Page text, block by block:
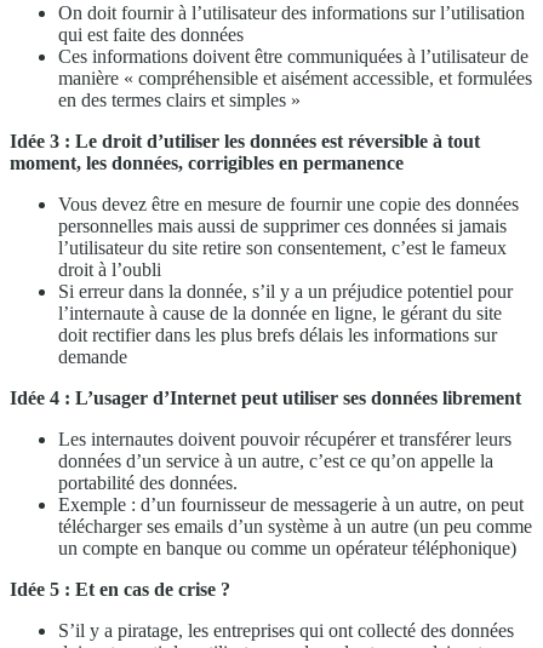
On doit fournir à l’utilisateur des informations sur l’utilisation
qui est faite des données
Ces informations doivent être communiquées à l’utilisateur de
manière « compréhensible et aisément accessible, et formulées
en des termes clairs et simples »
Idée 3 : Le droit d’utiliser les données est réversible à tout
moment, les données, corrigibles en permanence
Vous devez être en mesure de fournir une copie des données
personnelles mais aussi de supprimer ces données si jamais
l’utilisateur du site retire son consentement, c’est le fameux
droit à l’oubli
Si erreur dans la donnée, s’il y a un préjudice potentiel pour
l’internaute à cause de la donnée en ligne, le gérant du site
doit rectifier dans les plus brefs délais les informations sur
demande
Idée 4 : L’usager d’Internet peut utiliser ses données librement
Les internautes doivent pouvoir récupérer et transférer leurs
données d’un service à un autre, c’est ce qu’on appelle la
portabilité des données.
Exemple : d’un fournisseur de messagerie à un autre, on peut
télécharger ses emails d’un système à un autre (un peu comme
un compte en banque ou comme un opérateur téléphonique)
Idée 5 : Et en cas de crise ?
S’il y a piratage, les entreprises qui ont collecté des données